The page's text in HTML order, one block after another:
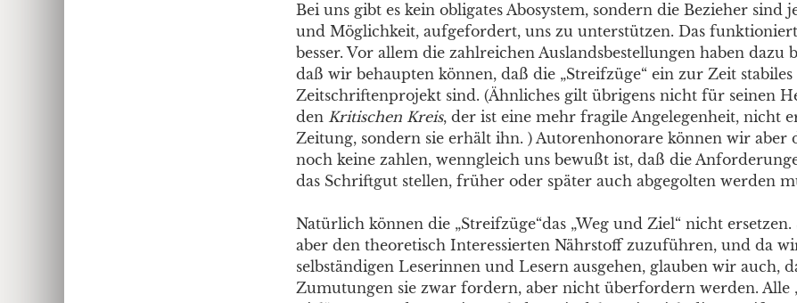
Bei uns gibt es kein obligates Abosystem, sondern die Bezieher sind
und Möglichkeit, aufgefordert, uns zu unterstützen. Das
besser. Vor allem die zahlreichen Auslandsbestellungen haben dazu
daß wir behaupten können, daß die „Streifzüge“ ein zur Zeit stabiles
Zeitschriftenprojekt sind. (Ähnliches gilt übrigens nicht für seinen
den Kritischen Kreis, der ist eine mehr fragile Angelegenheit, nicht
Zeitung, sondern sie erhält ihn. ) Autorenhonorare können wir aber
noch keine zahlen, wenngleich uns bewußt ist, daß die
das Schriftgut stellen, früher oder später auch abgegolten werden
Natürlich können die „Streifzüge“das „Weg und Ziel“ nicht
aber den theoretisch Interessierten Nährstoff zuzuführen, und da
selbständigen Leserinnen und Lesern ausgehen, glauben wir auch,
Zumutungen sie zwar fordern, aber nicht überfordern werden. Alle